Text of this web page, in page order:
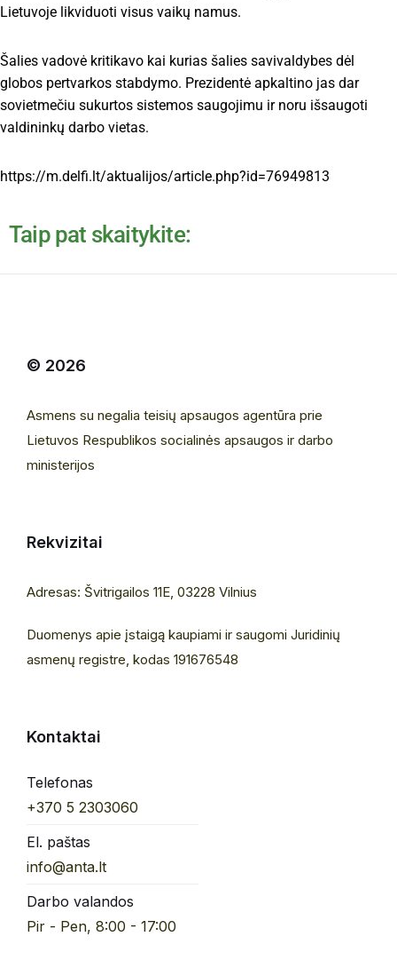
Lietuvoje likviduoti visus vaikų namus.
Šalies vadovė kritikavo kai kurias šalies savivaldybes dėl
globos pertvarkos stabdymo. Prezidentė apkaltino jas dar
sovietmečiu sukurtos sistemos saugojimu ir noru išsaugoti
valdininkų darbo vietas.
https://m.delfi.lt/aktualijos/article.php?id=76949813
Taip pat skaitykite:
© 2026
Asmens su negalia teisių apsaugos agentūra prie
Lietuvos Respublikos socialinės apsaugos ir darbo
ministerijos
Rekvizitai
Adresas: Švitrigailos 11E, 03228 Vilnius
Duomenys apie įstaigą kaupiami ir saugomi Juridinių
asmenų registre, kodas 191676548
Kontaktai
Telefonas
+370 5 2303060
El. paštas
info@anta.lt
Darbo valandos
Pir - Pen, 8:00 - 17:00